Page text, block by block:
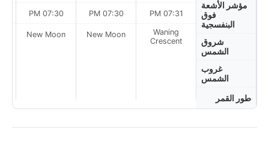
مؤشر الأشعة
فوق
البنفسجية
شروق
الشمس
غروب
الشمس
طور القمر
07:31 PM
Waning
Crescent
07:30 PM
New Moon
07:30 PM
New Moon